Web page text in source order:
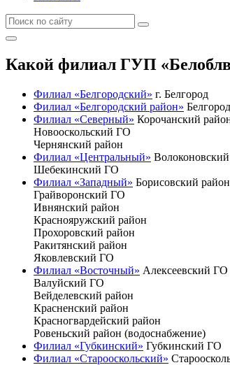
Какой филиал ГУП
Филиал «Белгородский» г. Белгород
Филиал «Белгородский район»
Филиал «Северный» Корочанский
Новооскольский ГО
Чернянский район
Филиал «Центральный»
Шебекинский ГО
Филиал «Западный» Борисовский район
Грайворонский ГО
Ивнянский район
Краснояружский район
Прохоровский район
Ракитянский район
Яковлевский ГО
Филиал «Восточный» Алексеевский ГО
Валуйский ГО
Вейделевский район
Красненский район
Красногвардейский район
Ровеньский район (водоснабжение)
Филиал «Губкинский» Губкинский ГО
Филиал «Старооскольский»